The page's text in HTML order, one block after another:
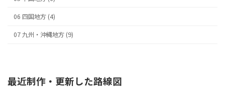
06 四国地方 (4)
07 九州・沖縄地方 (9)
最近制作・更新した路線図